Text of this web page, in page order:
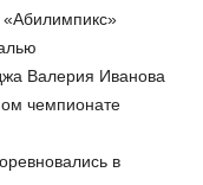
Валерия Иванова
чемпионате
в